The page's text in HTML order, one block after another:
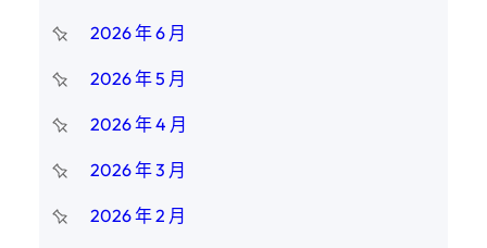
2026 年 6 月
2026 年 5 月
2026 年 4 月
2026 年 3 月
2026 年 2 月